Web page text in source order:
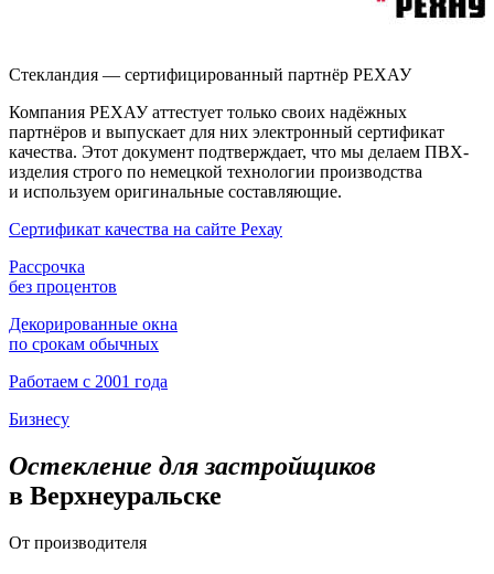
Стекландия — сертифицированный партнёр РЕХАУ
Компания РЕХАУ аттестует только своих надёжных
партнёров и выпускает для них электронный сертификат
качества. Этот документ подтверждает, что мы делаем ПВХ-
изделия строго по немецкой технологии производства
и используем оригинальные составляющие.
Сертификат качества на сайте Рехау
Рассрочка
без процентов
Декорированные окна
по срокам обычных
Работаем с 2001 года
Бизнесу
Остекление для застройщиков
в Верхнеуральске
От производителя